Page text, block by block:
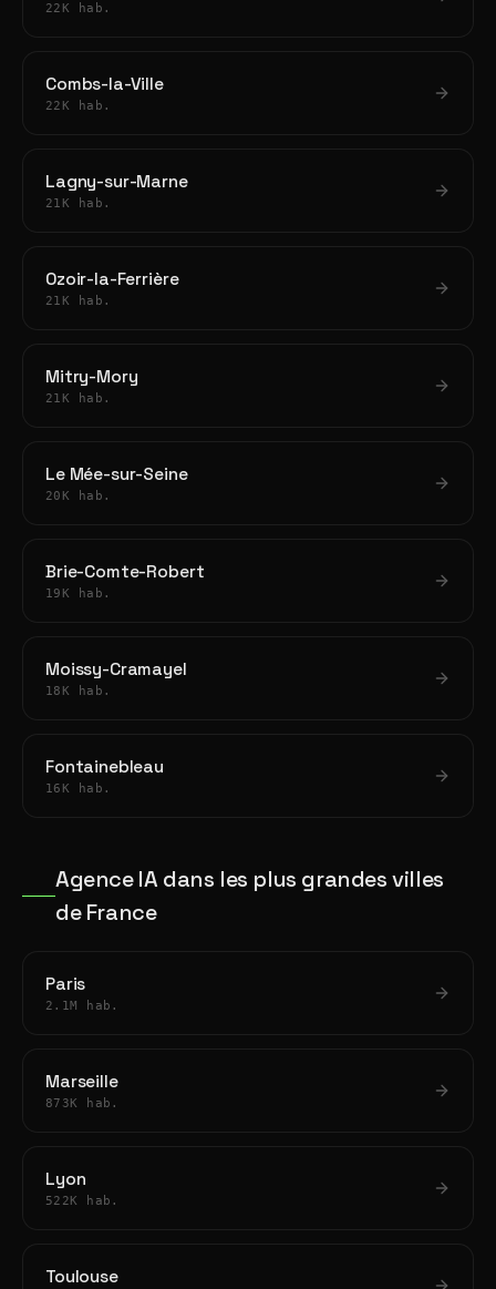
22K hab.
Combs-la-Ville
22K hab.
Lagny-sur-Marne
21K hab.
Ozoir-la-Ferrière
21K hab.
Mitry-Mory
21K hab.
Le Mée-sur-Seine
20K hab.
Brie-Comte-Robert
19K hab.
Moissy-Cramayel
18K hab.
Fontainebleau
16K hab.
Agence IA dans les plus grandes villes
de France
Paris
2.1M hab.
Marseille
873K hab.
Lyon
522K hab.
Toulouse